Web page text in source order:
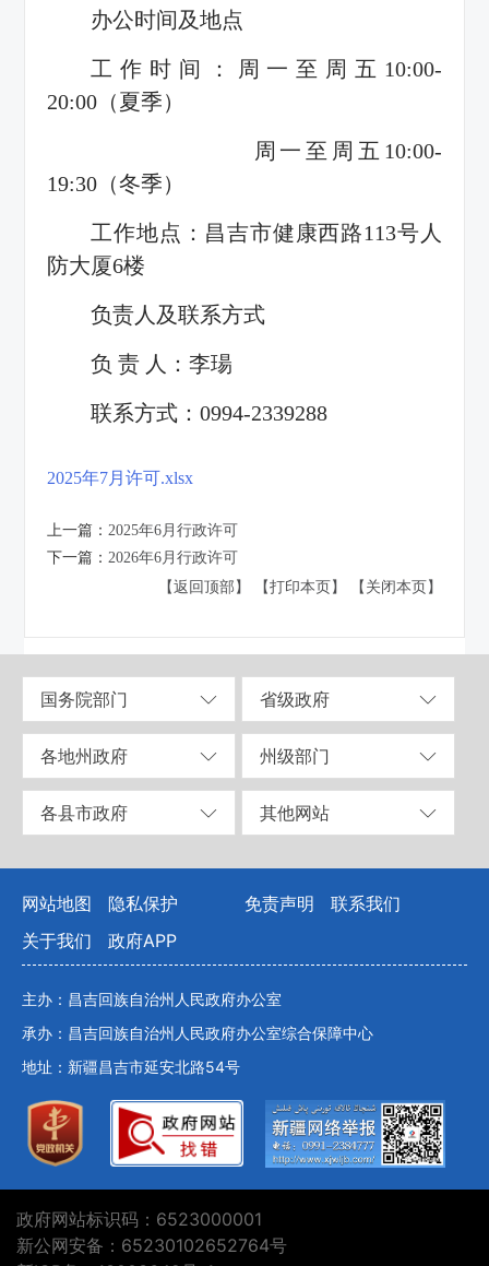
办公时间及地点
工作时间：周一至周五10:00-
20:00（夏季）
周一至周五10:00-
19:30（冬季）
工作地点：昌吉市健康西路113号人
防大厦6楼
负责人及联系方式
负 责 人：李瑒
联系方式：0994-2339288
2025年7月许可.xlsx
上一篇： 2025年6月行政许可
下一篇： 2026年6月行政许可
【返回顶部】
【打印本页】 【关闭本页】
国务院部门 省级政府
各地州政府 州级部门
各县市政府 其他网站
网站地图 隐私保护 免责声明
联系我们
关于我们
政府APP
主办：昌吉回族自治州人民政府办公室
承办：昌吉回族自治州人民政府办公室综合保障中心
地址：新疆昌吉市延安北路54号
政府网站标识码：6523000001
新公网安备：65230102652764号